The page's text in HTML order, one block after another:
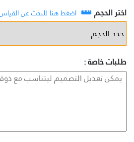
اختر الحجم اضغط هنا للبحث عن
طلبات خاصة :